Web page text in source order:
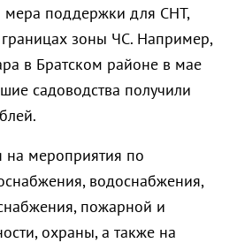
мера поддержки для СНТ,
границах зоны ЧС. Например,
в Братском районе в мае
садоводства получили
на мероприятия по
водоснабжения,
пожарной и
охраны, а также на